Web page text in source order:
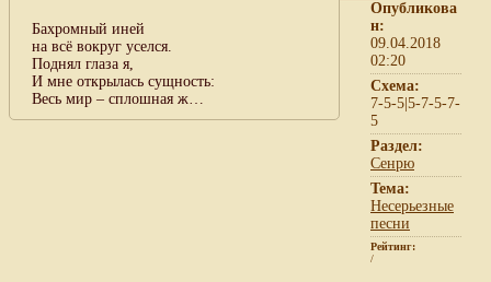
Бахромный иней
на всё вокруг уселся.
Поднял глаза я,
И мне открылась сущность:
Весь мир – сплошная ж…
Опубликова
н:
09.04.2018
02:20
Схема:
7-5-5|5-7-5-7-
5
Раздел:
Сенрю
Тема:
Несерьезные
песни
Рейтинг:
/